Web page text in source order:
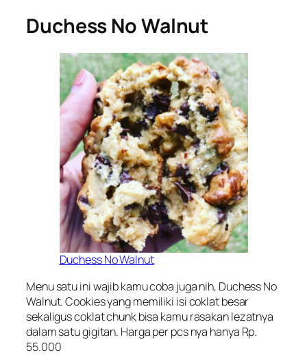
Duchess No Walnut
Duchess No Walnut
Menu satu ini wajib kamu coba juga nih, Duchess No
Walnut. Cookies yang memiliki isi coklat besar
sekaligus coklat chunk bisa kamu rasakan lezatnya
dalam satu gigitan. Harga per pcs nya hanya Rp.
55.000